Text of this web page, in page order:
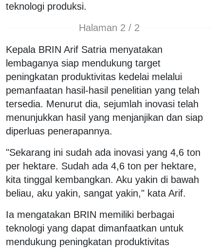
teknologi produksi.
Halaman 2 / 2
Kepala BRIN Arif Satria menyatakan
lembaganya siap mendukung target
peningkatan produktivitas kedelai melalui
pemanfaatan hasil-hasil penelitian yang telah
tersedia. Menurut dia, sejumlah inovasi telah
menunjukkan hasil yang menjanjikan dan siap
diperluas penerapannya.
"Sekarang ini sudah ada inovasi yang 4,6 ton
per hektare. Sudah ada 4,6 ton per hektare,
kita tinggal kembangkan. Aku yakin di bawah
beliau, aku yakin, sangat yakin," kata Arif.
Ia mengatakan BRIN memiliki berbagai
teknologi yang dapat dimanfaatkan untuk
mendukung peningkatan produktivitas